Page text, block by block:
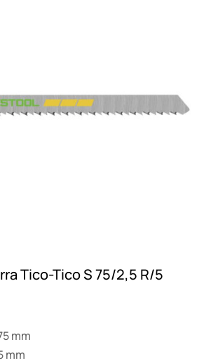
Tico-Tico S 75/2,5 R/5
mm
mm